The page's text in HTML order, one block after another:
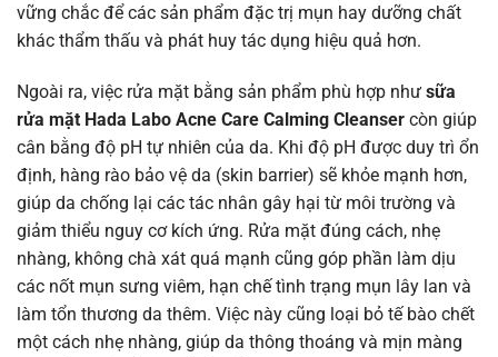
vững chắc để các sản phẩm đặc trị mụn hay dưỡng chất
khác thẩm thấu và phát huy tác dụng hiệu quả hơn.
Ngoài ra, việc rửa mặt bằng sản phẩm phù hợp như sữa
rửa mặt Hada Labo Acne Care Calming Cleanser còn giúp
cân bằng độ pH tự nhiên của da. Khi độ pH được duy trì ổn
định, hàng rào bảo vệ da (skin barrier) sẽ khỏe mạnh hơn,
giúp da chống lại các tác nhân gây hại từ môi trường và
giảm thiểu nguy cơ kích ứng. Rửa mặt đúng cách, nhẹ
nhàng, không chà xát quá mạnh cũng góp phần làm dịu
các nốt mụn sưng viêm, hạn chế tình trạng mụn lây lan và
làm tổn thương da thêm. Việc này cũng loại bỏ tế bào chết
một cách nhẹ nhàng, giúp da thông thoáng và mịn màng